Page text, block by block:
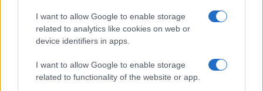
I want to allow Google to enable storage
related to analytics like cookies on web or
device identifiers in apps.
I want to allow Google to enable storage
related to functionality of the website or app.